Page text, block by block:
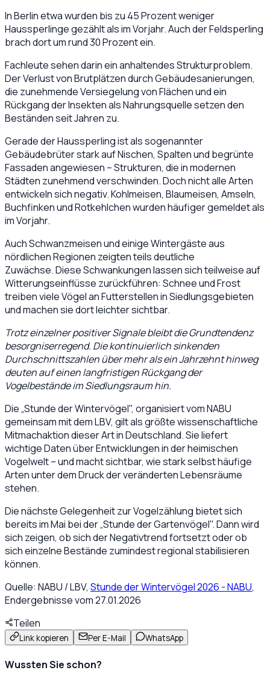
In Berlin etwa wurden bis zu 45 Prozent weniger
Haussperlinge gezählt als im Vorjahr. Auch der Feldsperling
brach dort um rund 30 Prozent ein.
Fachleute sehen darin ein anhaltendes Strukturproblem.
Der Verlust von Brutplätzen durch Gebäudesanierungen,
die zunehmende Versiegelung von Flächen und ein
Rückgang der Insekten als Nahrungsquelle setzen den
Beständen seit Jahren zu.
Gerade der Haussperling ist als sogenannter
Gebäudebrüter stark auf Nischen, Spalten und begrünte
Fassaden angewiesen – Strukturen, die in modernen
Städten zunehmend verschwinden. Doch nicht alle Arten
entwickeln sich negativ. Kohlmeisen, Blaumeisen, Amseln,
Buchfinken und Rotkehlchen wurden häufiger gemeldet als
im Vorjahr.
Auch Schwanzmeisen und einige Wintergäste aus
nördlichen Regionen zeigten teils deutliche
Zuwächse.Diese Schwankungen lassen sich teilweise auf
Witterungseinflüsse zurückführen: Schnee und Frost
treiben viele Vögel an Futterstellen in Siedlungsgebieten
und machen sie dort leichter sichtbar.
Trotz einzelner positiver Signale bleibt die Grundtendenz
besorgniserregend. Die kontinuierlich sinkenden
Durchschnittszahlen über mehr als ein Jahrzehnt hinweg
deuten auf einen langfristigen Rückgang der
Vogelbestände im Siedlungsraum hin.
Die „Stunde der Wintervögel", organisiert vom NABU
gemeinsam mit dem LBV, gilt als größte wissenschaftliche
Mitmachaktion dieser Art in Deutschland. Sie liefert
wichtige Daten über Entwicklungen in der heimischen
Vogelwelt – und macht sichtbar, wie stark selbst häufige
Arten unter dem Druck der veränderten Lebensräume
stehen.
Die nächste Gelegenheit zur Vogelzählung bietet sich
bereits im Mai bei der „Stunde der Gartenvögel". Dann wird
sich zeigen, ob sich der Negativtrend fortsetzt oder ob
sich einzelne Bestände zumindest regional stabilisieren
können.
Quelle: NABU / LBV, Stunde der Wintervögel 2026 - NABU,
Endergebnisse vom 27.01.2026
Teilen
Link kopieren Per E-Mail WhatsApp
Wussten Sie schon?